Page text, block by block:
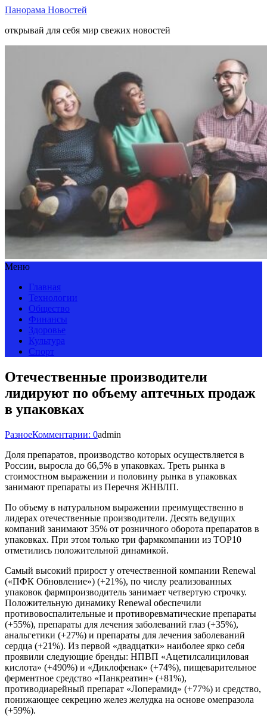
Панорама Новостей
открывай для себя мир свежих новостей
Меню
Главная
Технологии
Общество
Финансы
Здоровье
Культура
Спорт
Отечественные производители
лидируют по объему аптечных продаж
в упаковках
РазноеКомментарии: 0admin
Доля препаратов, производство которых осуществляется в
России, выросла до 66,5% в упаковках. Треть рынка в
стоимостном выражении и половину рынка в упаковках
занимают препараты из Перечня ЖНВЛП.
По объему в натуральном выражении преимущественно в
лидерах отечественные производители. Десять ведущих
компаний занимают 35% от розничного оборота препаратов в
упаковках. При этом только три фармкомпании из TOP10
отметились положительной динамикой.
Самый высокий прирост у отечественной компании Renewal
(«ПФК Обновление») (+21%), по числу реализованных
упаковок фармпроизводитель занимает четвертую строчку.
Положительную динамику Renewal обеспечили
противовоспалительные и противоревматические препараты
(+55%), препараты для лечения заболеваний глаз (+35%),
анальгетики (+27%) и препараты для лечения заболеваний
сердца (+21%). Из первой «двадцатки» наиболее ярко себя
проявили следующие бренды: НПВП «Ацетилсалициловая
кислота» (+490%) и «Диклофенак» (+74%), пищеварительное
ферментное средство «Панкреатин» (+81%),
противодиарейный препарат «Лоперамид» (+77%) и средство,
понижающее секрецию желез желудка на основе омепразола
(+59%).